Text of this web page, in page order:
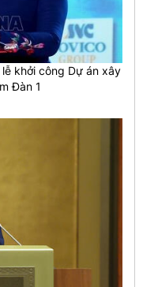
khởi công Dự án xây
Đàn 1